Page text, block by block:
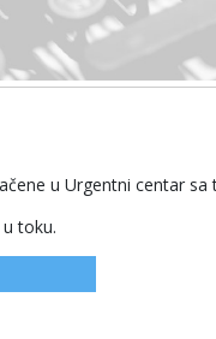
u Urgentni centar
toku.